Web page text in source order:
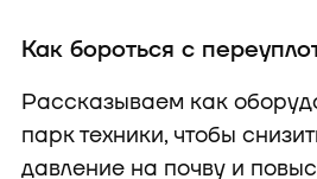
Как бороться с
Рассказываем как
парк техники, чтобы
давление на почву и